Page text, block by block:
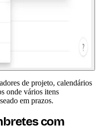
de projeto, calendários
onde vários itens
em prazos.
com